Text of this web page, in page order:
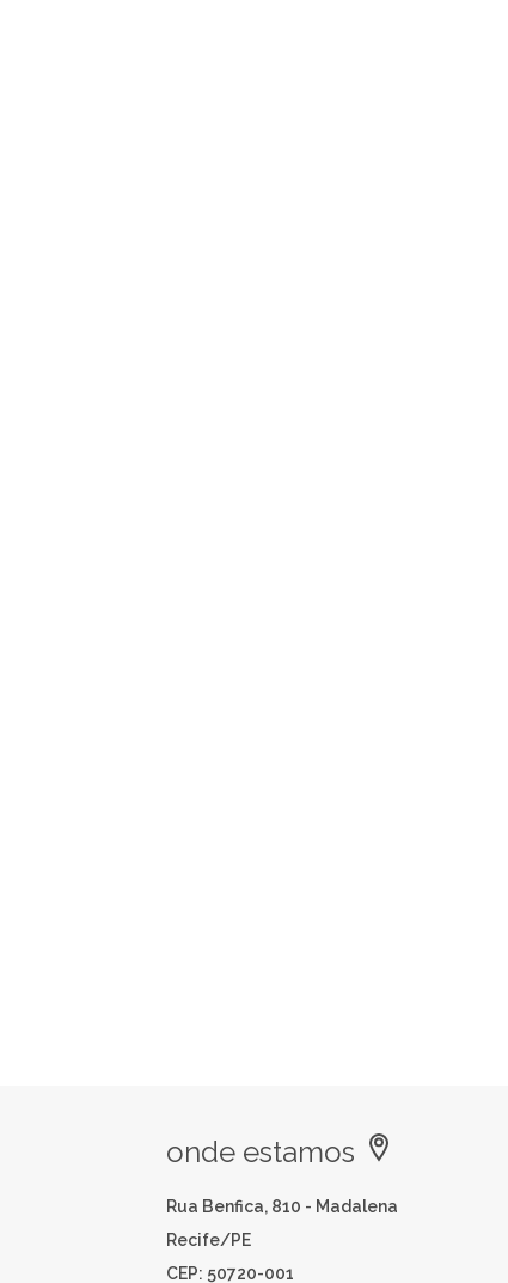
onde estamos
Rua Benfica, 810 - Madalena
Recife/PE
CEP: 50720-001